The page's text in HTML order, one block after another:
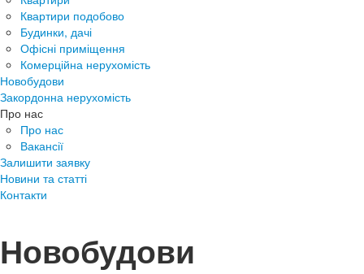
Квартири подобово
Будинки, дачі
Офісні приміщення
Комерційна нерухомість
Новобудови
Закордонна нерухомість
Про нас
Про нас
Вакансії
Залишити заявку
Новини та статті
Контакти
Новобудови